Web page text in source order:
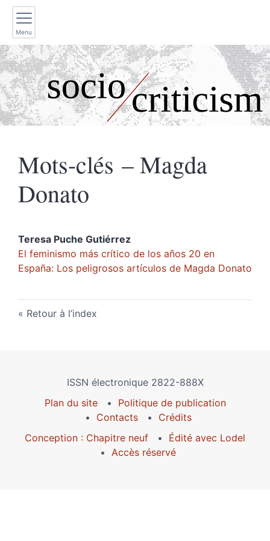
Menu
Mots-clés – Magda
Donato
Teresa Puche Gutiérrez
El feminismo más crítico de los años 20 en
España: Los peligrosos artículos de Magda Donato
Retour à l’index
ISSN électronique 2822-888X
Plan du site
Politique de publication
Contacts
Crédits
Conception : Chapitre neuf
Édité avec Lodel
Accès réservé